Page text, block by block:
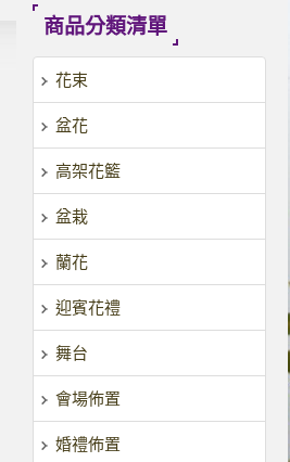
商品分類清單
花束
盆花
高架花籃
盆栽
蘭花
迎賓花禮
舞台
會場佈置
婚禮佈置